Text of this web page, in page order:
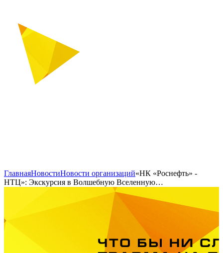
ГлавнаяНовостиНовости организаций«НК «Роснефть» -
НТЦ»: Экскурсия в Волшебную Вселенную…